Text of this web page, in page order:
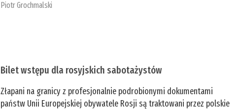
Piotr Grochmalski
Bilet wstępu dla rosyjskich sabotażystów
Złapani na granicy z profesjonalnie podrobionymi dokumentami
państw Unii Europejskiej obywatele Rosji są traktowani przez polskie